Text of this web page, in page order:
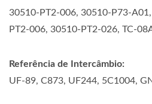
30510-PT2-006, 30510-P73-
PT2-006, 30510-PT2-026, TC-
Referência de Intercâmbio:
UF-89, C873, UF244, 5C1004,